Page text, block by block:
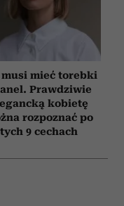
musi mieć torebki
Prawdziwie
kobietę
rozpoznać po
tych 9 cechach